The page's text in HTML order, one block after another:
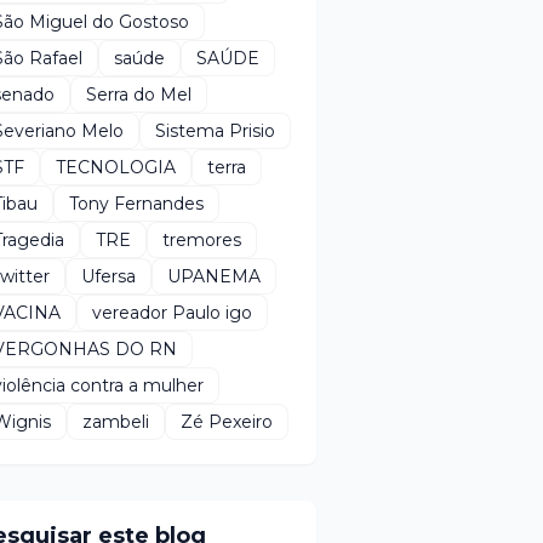
Miguel do Gostoso
Rafael
saúde
SAÚDE
Serra do Mel
Melo
Sistema Prisio
TECNOLOGIA
terra
Tony Fernandes
TRE
tremores
Ufersa
UPANEMA
vereador Paulo igo
DO RN
contra a mulher
zambeli Zé Pexeiro
este blog